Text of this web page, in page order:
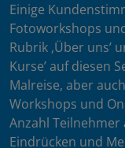
Einige
Fotoworkshops
Rubrik ‚Über uns’
Kurse’ auf diesen
Malreise, aber
Workshops und
Anzahl
Eindrücken und